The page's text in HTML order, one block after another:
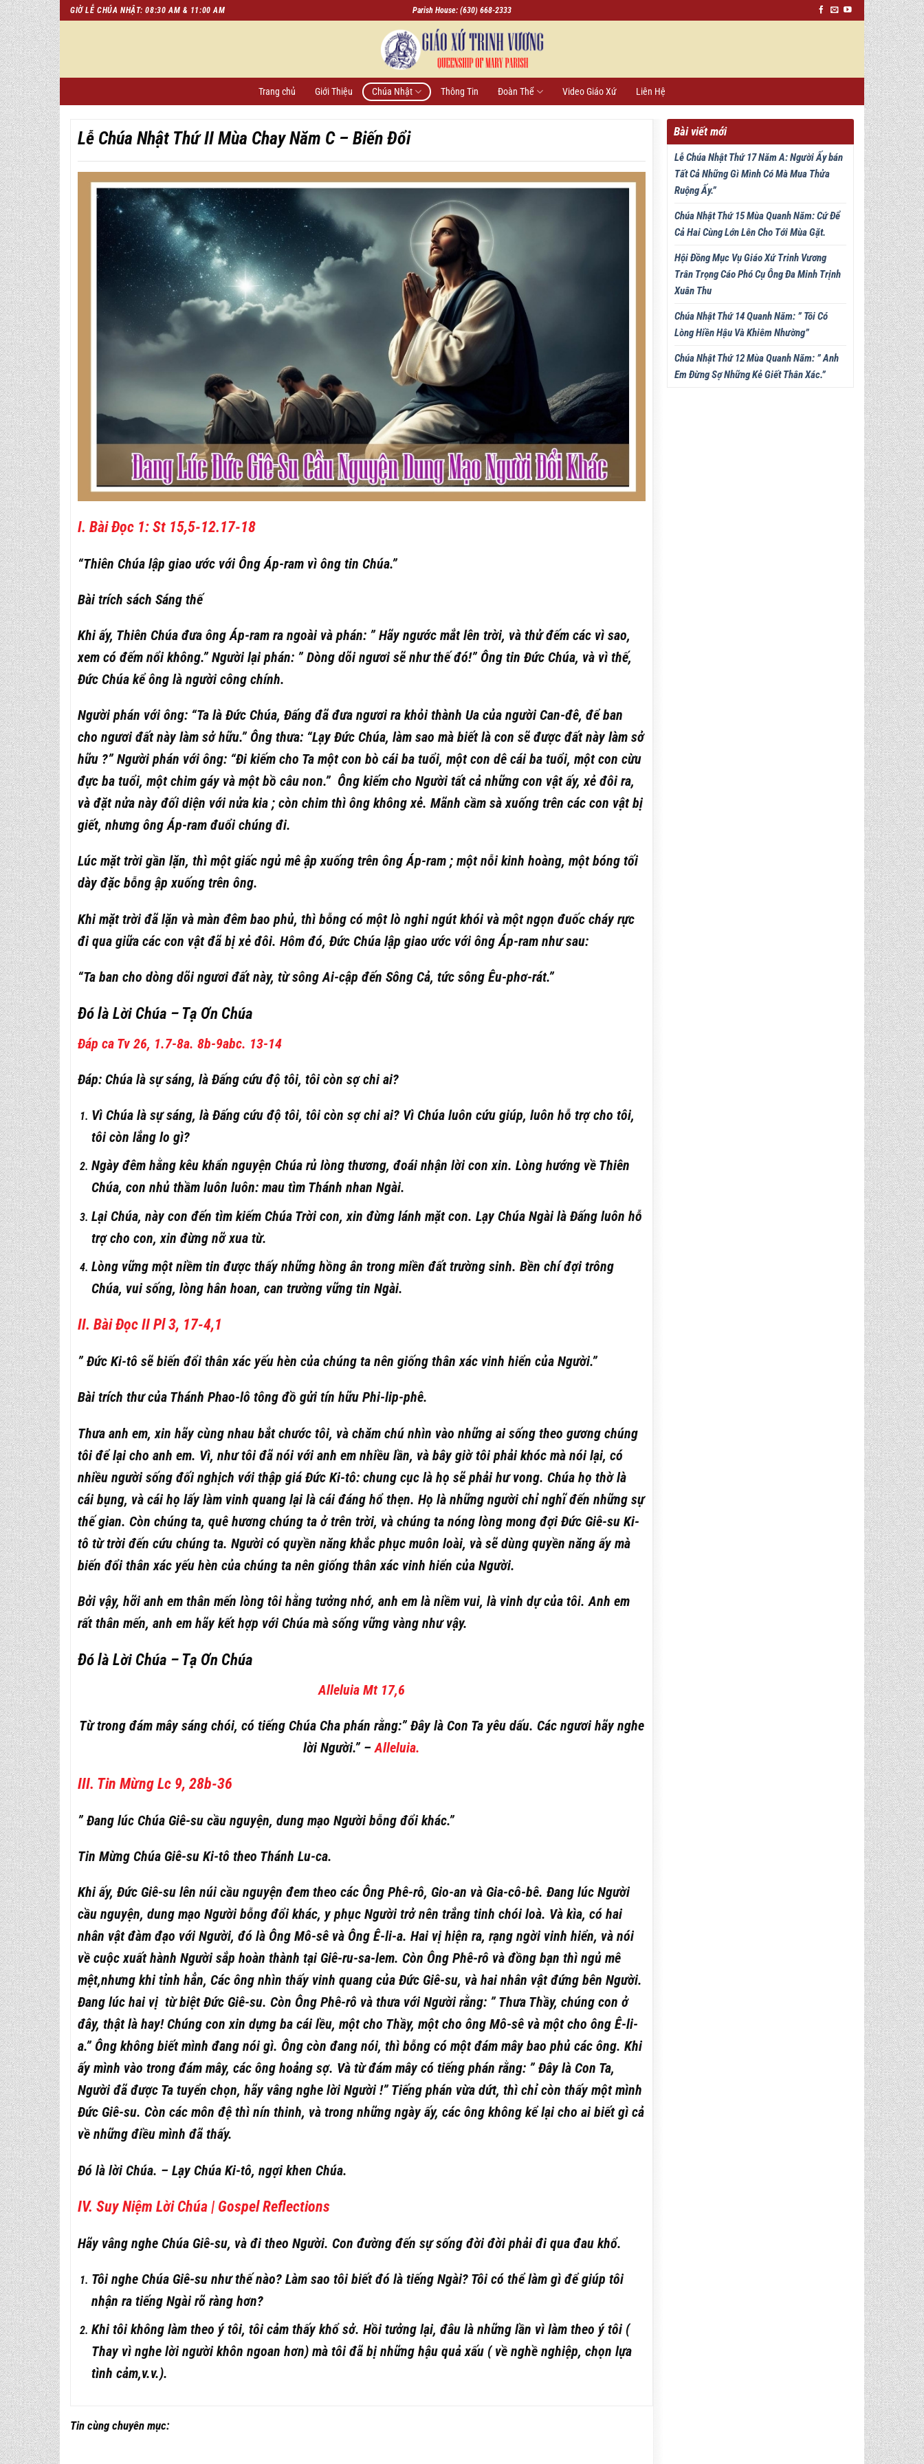
Chuyển
đến
GIỜ LỄ CHÚA NHẬT: 08:30 AM & 11:00 AM Parish House: (630) 668-2333
Trang chủ Giới Thiệu Chúa Nhật Thông Tin Đoàn Thể Video Giáo Xứ Liên Hệ
Lễ Chúa Nhật Thứ II Mùa Chay Năm C – Biến Đổi
I. Bài Đọc 1: St 15,5-12.17-18
“Thiên Chúa lập giao ước với Ông Áp-ram vì ông tin Chúa.”
Bài trích sách Sáng thế
Khi ấy, Thiên Chúa đưa ông Áp-ram ra ngoài và phán: ” Hãy ngước mắt lên trời, và thử đếm các vì sao,
xem có đếm nổi không.” Người lại phán: ” Dòng dõi ngươi sẽ như thế đó!” Ông tin Đức Chúa, và vì thế,
Đức Chúa kể ông là người công chính.
Người phán với ông: “Ta là Đức Chúa, Đấng đã đưa ngươi ra khỏi thành Ua của người Can-đê, để ban
cho ngươi đất này làm sở hữu.” Ông thưa: “Lạy Đức Chúa, làm sao mà biết là con sẽ được đất này làm sở
hữu ?” Người phán với ông: “Đi kiếm cho Ta một con bò cái ba tuổi, một con dê cái ba tuổi, một con cừu
đực ba tuổi, một chim gáy và một bồ câu non.” Ông kiếm cho Người tất cả những con vật ấy, xẻ đôi ra,
và đặt nửa này đối diện với nửa kia ; còn chim thì ông không xẻ. Mãnh cầm sà xuống trên các con vật bị
giết, nhưng ông Áp-ram đuổi chúng đi.
Lúc mặt trời gần lặn, thì một giấc ngủ mê ập xuống trên ông Áp-ram ; một nỗi kinh hoàng, một bóng tối
dày đặc bỗng ập xuống trên ông.
Khi mặt trời đã lặn và màn đêm bao phủ, thì bỗng có một lò nghi ngút khói và một ngọn đuốc cháy rực
đi qua giữa các con vật đã bị xẻ đôi. Hôm đó, Đức Chúa lập giao ước với ông Áp-ram như sau:
“Ta ban cho dòng dõi ngươi đất này, từ sông Ai-cập đến Sông Cả, tức sông Êu-phơ-rát.”
Đó là Lời Chúa – Tạ Ơn Chúa
Đáp ca Tv 26, 1.7-8a. 8b-9abc. 13-14
Đáp: Chúa là sự sáng, là Đấng cứu độ tôi, tôi còn sợ chi ai?
Vì Chúa là sự sáng, là Đấng cứu độ tôi, tôi còn sợ chi ai? Vì Chúa luôn cứu giúp, luôn hỗ trợ cho tôi,
tôi còn lắng lo gì?
Ngày đêm hằng kêu khẩn nguyện Chúa rủ lòng thương, đoái nhận lời con xin. Lòng hướng về Thiên
Chúa, con nhủ thầm luôn luôn: mau tìm Thánh nhan Ngài.
Lại Chúa, này con đến tìm kiếm Chúa Trời con, xin đừng lánh mặt con. Lạy Chúa Ngài là Đấng luôn hỗ
trợ cho con, xin đừng nỡ xua từ.
Lòng vững một niềm tin được thấy những hồng ân trong miền đất trường sinh. Bền chí đợi trông
Chúa, vui sống, lòng hân hoan, can trường vững tin Ngài.
II. Bài Đọc II Pl 3, 17-4,1
” Đức Ki-tô sẽ biến đổi thân xác yếu hèn của chúng ta nên giống thân xác vinh hiển của Người.”
Bài trích thư của Thánh Phao-lô tông đồ gửi tín hữu Phi-lip-phê.
Thưa anh em, xin hãy cùng nhau bắt chước tôi, và chăm chú nhìn vào những ai sống theo gương chúng
tôi để lại cho anh em. Vì, như tôi đã nói với anh em nhiều lần, và bây giờ tôi phải khóc mà nói lại, có
nhiều người sống đối nghịch với thập giá Đức Ki-tô: chung cục là họ sẽ phải hư vong. Chúa họ thờ là
cái bụng, và cái họ lấy làm vinh quang lại là cái đáng hổ thẹn. Họ là những người chỉ nghĩ đến những sự
thế gian. Còn chúng ta, quê hương chúng ta ở trên trời, và chúng ta nóng lòng mong đợi Đức Giê-su Ki-
tô từ trời đến cứu chúng ta. Người có quyền năng khắc phục muôn loài, và sẽ dùng quyền năng ấy mà
biến đổi thân xác yếu hèn của chúng ta nên giống thân xác vinh hiển của Người.
Bởi vậy, hỡi anh em thân mến lòng tôi hằng tưởng nhớ, anh em là niềm vui, là vinh dự của tôi. Anh em
rất thân mến, anh em hãy kết hợp với Chúa mà sống vững vàng như vậy.
Đó là Lời Chúa – Tạ Ơn Chúa
Alleluia Mt 17,6
Từ trong đám mây sáng chói, có tiếng Chúa Cha phán rằng:” Đây là Con Ta yêu dấu. Các ngươi hãy nghe
lời Người.”–Alleluia.
III. Tin Mừng Lc 9, 28b-36
” Đang lúc Chúa Giê-su cầu nguyện, dung mạo Người bỗng đổi khác.”
Tin Mừng Chúa Giê-su Ki-tô theo Thánh Lu-ca.
Khi ấy, Đức Giê-su lên núi cầu nguyện đem theo các Ông Phê-rô, Gio-an và Gia-cô-bê. Đang lúc Người
cầu nguyện, dung mạo Người bỗng đổi khác, y phục Người trở nên trắng tinh chói loà. Và kìa, có hai
nhân vật đàm đạo với Người, đó là Ông Mô-sê và Ông Ê-li-a. Hai vị hiện ra, rạng ngời vinh hiển, và nói
về cuộc xuất hành Người sắp hoàn thành tại Giê-ru-sa-lem. Còn Ông Phê-rô và đồng bạn thì ngủ mê
mệt,nhưng khi tỉnh hẳn, Các ông nhìn thấy vinh quang của Đức Giê-su, và hai nhân vật đứng bên Người.
Đang lúc hai vị từ biệt Đức Giê-su. Còn Ông Phê-rô và thưa với Người rằng: ” Thưa Thầy, chúng con ở
đây, thật là hay! Chúng con xin dựng ba cái lều, một cho Thầy, một cho ông Mô-sê và một cho ông Ê-li-
a.” Ông không biết mình đang nói gì. Ông còn đang nói, thì bỗng có một đám mây bao phủ các ông. Khi
ấy mình vào trong đám mây, các ông hoảng sợ. Và từ đám mây có tiếng phán rằng: ” Đây là Con Ta,
Người đã được Ta tuyển chọn, hãy vâng nghe lời Người !” Tiếng phán vừa dứt, thì chỉ còn thấy một mình
Đức Giê-su. Còn các môn đệ thì nín thinh, và trong những ngày ấy, các ông không kể lại cho ai biết gì cả
về những điều mình đã thấy.
Đó là lời Chúa. – Lạy Chúa Ki-tô, ngợi khen Chúa.
IV. Suy Niệm Lời Chúa | Gospel Reflections
Hãy vâng nghe Chúa Giê-su, và đi theo Người. Con đường đến sự sống đời đời phải đi qua đau khổ.
Tôi nghe Chúa Giê-su như thế nào? Làm sao tôi biết đó là tiếng Ngài? Tôi có thể làm gì để giúp tôi
nhận ra tiếng Ngài rõ ràng hơn?
Khi tôi không làm theo ý tôi, tôi cảm thấy khổ sở. Hồi tưởng lại, đâu là những lần vì làm theo ý tôi (
Thay vì nghe lời người khôn ngoan hơn) mà tôi đã bị những hậu quả xấu ( về nghề nghiệp, chọn lựa
tình cảm,v.v.).
Tin cùng chuyên mục:
Bài viết mới
Lễ Chúa Nhật Thứ 17 Năm A: Người Ấy bán
Tất Cả Những Gì Mình Có Mà Mua Thửa
Ruộng Ấy.”
Chúa Nhật Thứ 15 Mùa Quanh Năm: Cứ Để
Cả Hai Cùng Lớn Lên Cho Tới Mùa Gặt.
Hội Đồng Mục Vụ Giáo Xứ Trinh Vương
Trân Trọng Cáo Phó Cụ Ông Đa Minh Trịnh
Xuân Thu
Chúa Nhật Thứ 14 Quanh Năm: ” Tôi Có
Lòng Hiền Hậu Và Khiêm Nhường”
Chúa Nhật Thứ 12 Mùa Quanh Năm: ” Anh
Em Đừng Sợ Những Kẻ Giết Thân Xác.”